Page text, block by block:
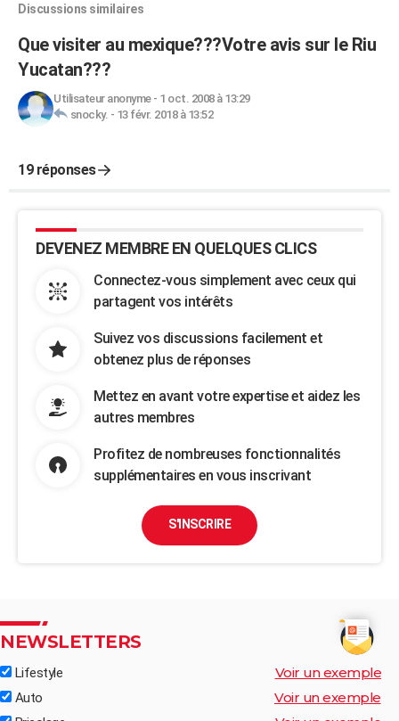
Discussions similaires
Que visiter au mexique???Votre avis sur le Riu
Yucatan???
Utilisateur anonyme- 1 oct. 2008 à 13:29
snocky. - 13 févr. 2018 à 13:52
19 réponses
DEVENEZ MEMBRE EN QUELQUES CLICS
Connectez-vous simplement avec ceux qui
partagent vos intérêts
Suivez vos discussions facilement et
obtenez plus de réponses
Mettez en avant votre expertise et aidez les
autres membres
Profitez de nombreuses fonctionnalités
supplémentaires en vous inscrivant
S'INSCRIRE
NEWSLETTERS
Lifestyle Voir un exemple
Auto Voir un exemple